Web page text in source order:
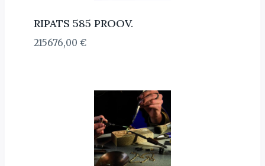
RIPATS 585 PROOV.
215676,00 €